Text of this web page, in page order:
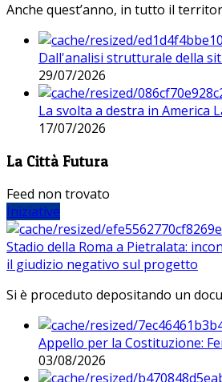
Anche quest’anno, in tutto il
Dall'analisi strutturale della
29/07/2026
La svolta a destra in America
17/07/2026
La Città Futura
Feed non trovato
Iniziative
Stadio della Roma a Pietralata:
il giudizio negativo sul progetto
Si è proceduto depositando un
Appello per la Costituzione:
03/08/2026